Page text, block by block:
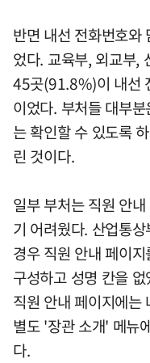
반면 내선 전화번호와
었다. 교육부, 외교부,
45곳(91.8%)이 내선
이었다. 부처들 대부
는 확인할 수 있도록
린 것이다.
일부 부처는 직원 안
기 어려웠다. 산업통
경우 직원 안내 페이
구성하고 성명 칸을
직원 안내 페이지에는
별도 '장관 소개' 메뉴
다.